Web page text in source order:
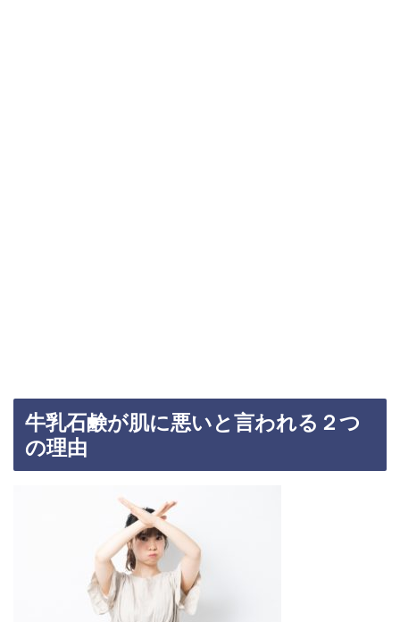
牛乳石鹸が肌に悪いと言われる２つ
の理由